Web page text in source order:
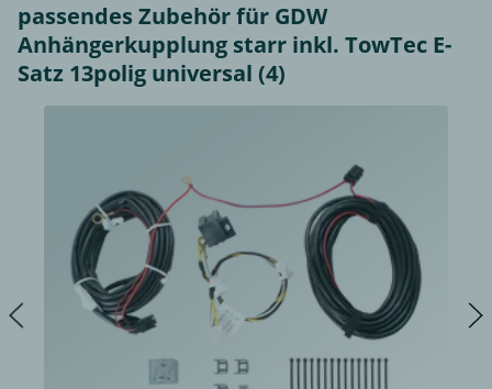
passendes Zubehör für GDW
Anhängerkupplung starr inkl. TowTec E-
Satz 13polig universal (4)